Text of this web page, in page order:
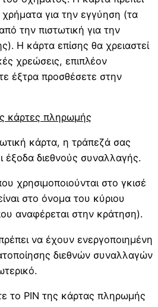
χρήματα για την εγγύηση (τα
την πιστωτική για την
Η κάρτα επίσης θα χρειαστεί
χρεώσεις, επιπλέον
έξτρα προσθέσετε στην
κάρτες πληρωμής
κάρτα, η τράπεζά σας
έξοδα διεθνούς συναλλαγής.
χρησιμοποιούνται στο γκισέ
στο όνομα του κύριου
αναφέρεται στην κράτηση).
να έχουν ενεργοποιημένη
διεθνών συναλλαγών
το PIN της κάρτας πληρωμής